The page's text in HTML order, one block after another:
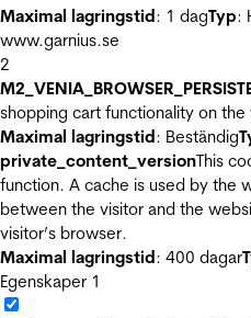
Maximal lagringstid: 1 dagTyp:
www.garnius.se
2
shopping cart functionality on
Maximal lagringstid: Beständig
private_content_versionThis
function. A cache is used by the
between the visitor and the
visitor’s browser.
Maximal lagringstid: 400 dagar
Egenskaper 1